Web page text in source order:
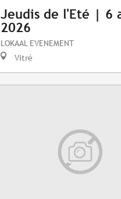
Jeudis de l'Eté | 6
2026
LOKAAL EVENEMENT
Vitré